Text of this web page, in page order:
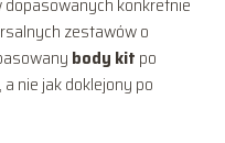
zestawów o
body kit po
nie jak doklejony po